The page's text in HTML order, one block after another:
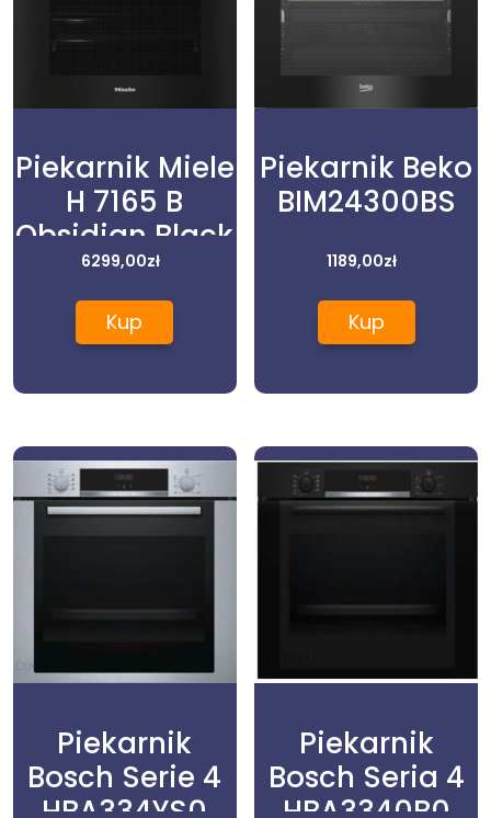
Piekarnik Miele
H 7165 B
Obsidian Black
6299,00zł
Kup
Piekarnik Beko
BIM24300BS
1189,00zł
Kup
Piekarnik
Bosch Serie 4
Piekarnik
Bosch Seria 4